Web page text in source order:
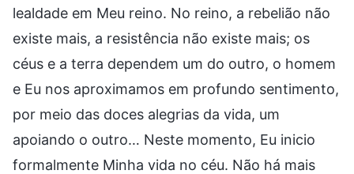
lealdade em Meu reino. No reino, a rebelião não
existe mais, a resistência não existe mais; os
céus e a terra dependem um do outro, o homem
e Eu nos aproximamos em profundo sentimento,
por meio das doces alegrias da vida, um
apoiando o outro… Neste momento, Eu inicio
formalmente Minha vida no céu. Não há mais